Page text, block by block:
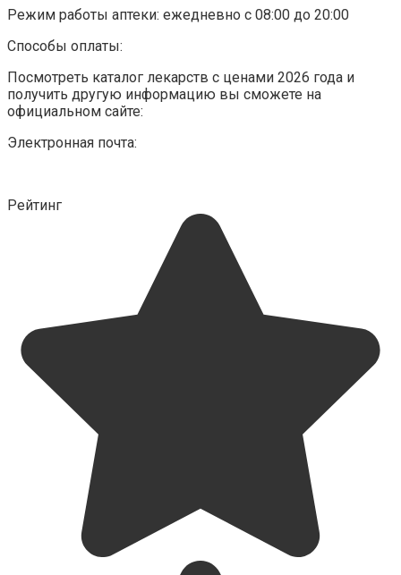
Режим работы аптеки: ежедневно с 08:00 до 20:00
Способы оплаты:
Посмотреть каталог лекарств с ценами 2026 года и
получить другую информацию вы сможете на
официальном сайте:
Электронная почта:
Рейтинг